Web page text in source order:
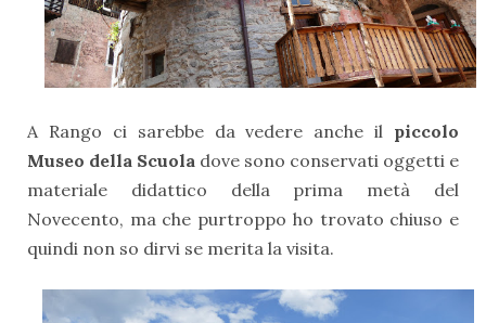
A Rango ci sarebbe da vedere anche il piccolo
Museo della Scuola dove sono conservati oggetti e
materiale didattico della prima metà del
Novecento, ma che purtroppo ho trovato chiuso e
quindi non so dirvi se merita la visita.